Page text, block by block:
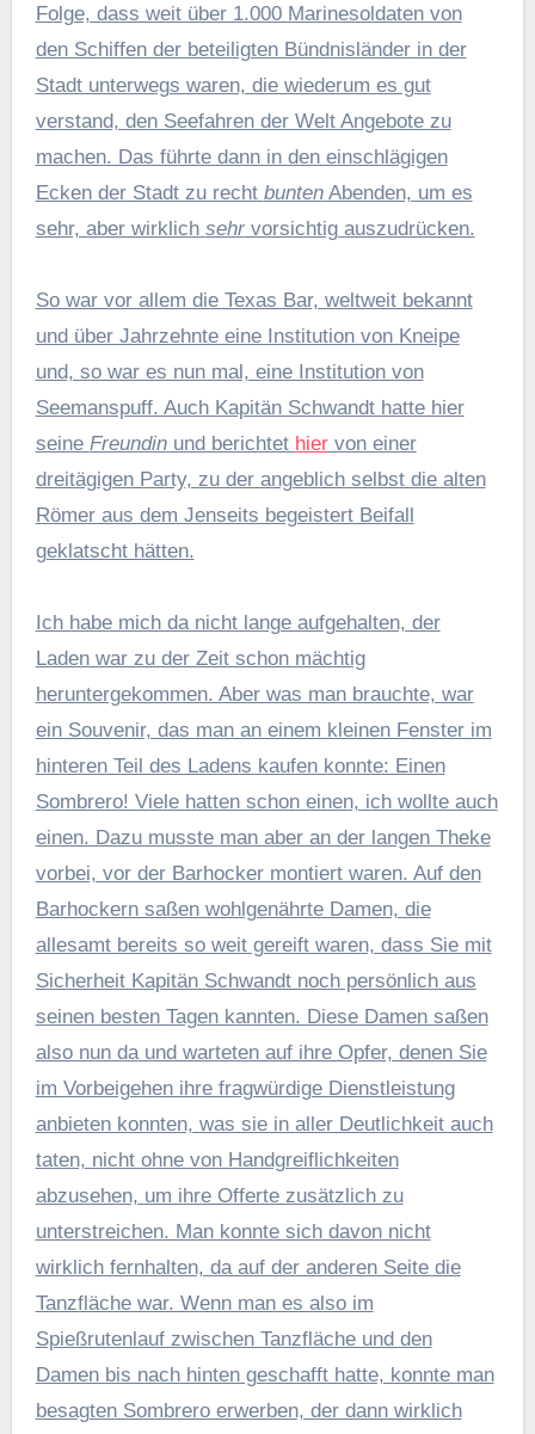
Folge, dass weit über 1.000 Marinesoldaten von
den Schiffen der beteiligten Bündnisländer in der
Stadt unterwegs waren, die wiederum es gut
verstand, den Seefahren der Welt Angebote zu
machen. Das führte dann in den einschlägigen
Ecken der Stadt zu recht buntenAbenden, um es
sehr, aber wirklich sehrvorsichtig auszudrücken.
So war vor allem die Texas Bar, weltweit bekannt
und über Jahrzehnte eine Institution von Kneipe
und, so war es nun mal, eine Institution von
Seemanspuff. Auch Kapitän Schwandt hatte hier
seine Freundinund berichtet hiervon einer
dreitägigen Party, zu der angeblich selbst die alten
Römer aus dem Jenseits begeistert Beifall
geklatscht hätten.
Ich habe mich da nicht lange aufgehalten, der
Laden war zu der Zeit schon mächtig
heruntergekommen. Aber was man brauchte, war
ein Souvenir, das man an einem kleinen Fenster im
hinteren Teil des Ladens kaufen konnte: Einen
Sombrero! Viele hatten schon einen, ich wollte auch
einen. Dazu musste man aber an der langen Theke
vorbei, vor der Barhocker montiert waren. Auf den
Barhockern saßen wohlgenährte Damen, die
allesamt bereits so weit gereift waren, dass Sie mit
Sicherheit Kapitän Schwandt noch persönlich aus
seinen besten Tagen kannten. Diese Damen saßen
also nun da und warteten auf ihre Opfer, denen Sie
im Vorbeigehen ihre fragwürdige Dienstleistung
anbieten konnten, was sie in aller Deutlichkeit auch
taten, nicht ohne von Handgreiflichkeiten
abzusehen, um ihre Offerte zusätzlich zu
unterstreichen. Man konnte sich davon nicht
wirklich fernhalten, da auf der anderen Seite die
Tanzfläche war. Wenn man es also im
Spießrutenlauf zwischen Tanzfläche und den
Damen bis nach hinten geschafft hatte, konnte man
besagten Sombrero erwerben, der dann wirklich